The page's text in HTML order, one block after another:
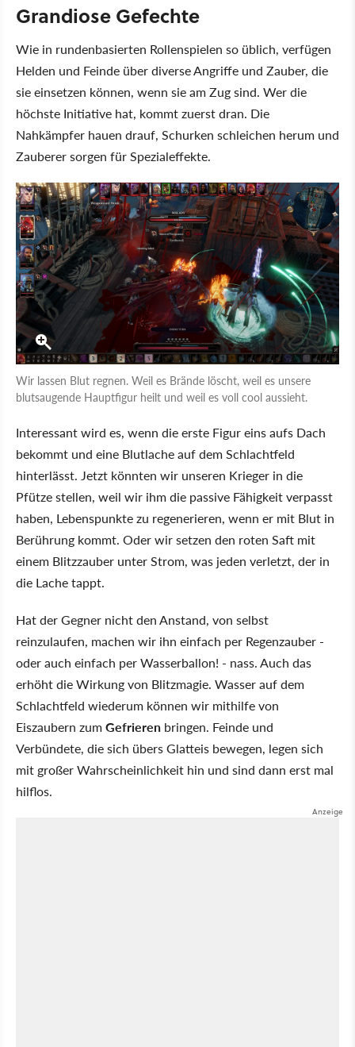
Grandiose Gefechte
Wie in rundenbasierten Rollenspielen so üblich, verfügen
Helden und Feinde über diverse Angriffe und Zauber, die
sie einsetzen können, wenn sie am Zug sind. Wer die
höchste Initiative hat, kommt zuerst dran. Die
Nahkämpfer hauen drauf, Schurken schleichen herum und
Zauberer sorgen für Spezialeffekte.
Wir lassen Blut regnen. Weil es Brände löscht, weil es unsere
blutsaugende Hauptfigur heilt und weil es voll cool aussieht.
Interessant wird es, wenn die erste Figur eins aufs Dach
bekommt und eine Blutlache auf dem Schlachtfeld
hinterlässt. Jetzt könnten wir unseren Krieger in die
Pfütze stellen, weil wir ihm die passive Fähigkeit verpasst
haben, Lebenspunkte zu regenerieren, wenn er mit Blut in
Berührung kommt. Oder wir setzen den roten Saft mit
einem Blitzzauber unter Strom, was jeden verletzt, der in
die Lache tappt.
Hat der Gegner nicht den Anstand, von selbst
reinzulaufen, machen wir ihn einfach per Regenzauber -
oder auch einfach per Wasserballon! - nass. Auch das
erhöht die Wirkung von Blitzmagie. Wasser auf dem
Schlachtfeld wiederum können wir mithilfe von
Eiszaubern zumGefrieren bringen. Feinde und
Verbündete, die sich übers Glatteis bewegen, legen sich
mit großer Wahrscheinlichkeit hin und sind dann erst mal
hilflos.